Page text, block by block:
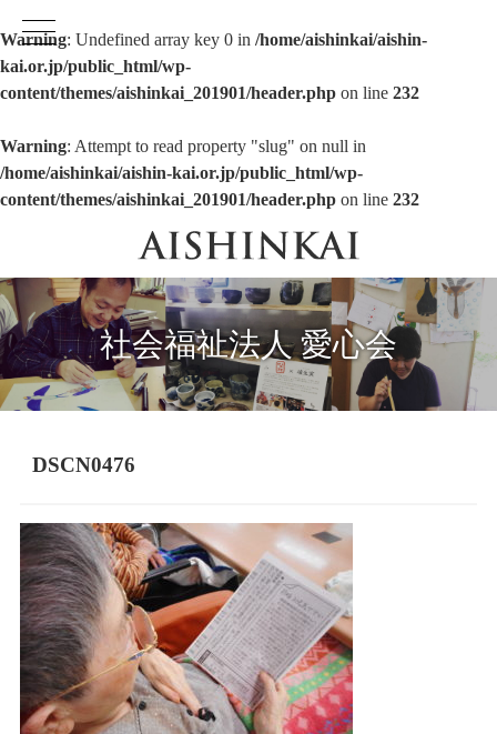
Warning: Undefined array key 0 in /home/aishinkai/aishin-
kai.or.jp/public_html/wp-
content/themes/aishinkai_201901/header.php on line 232
Warning: Attempt to read property "slug" on null in
/home/aishinkai/aishin-kai.or.jp/public_html/wp-
content/themes/aishinkai_201901/header.php on line 232
社会福祉法人 愛心会
DSCN0476